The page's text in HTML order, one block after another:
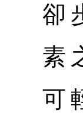
卻
素
可